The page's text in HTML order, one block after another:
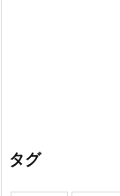
タグ